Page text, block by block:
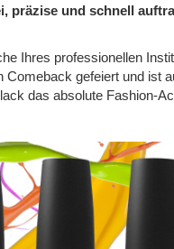
präzise und schnell
Ihres professionellen
gefeiert und ist
das absolute Fashion-